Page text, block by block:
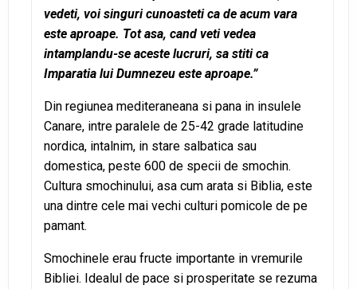
vedeti, voi singuri cunoasteti ca de acum vara
este aproape. Tot asa, cand veti vedea
intamplandu-se aceste lucruri, sa stiti ca
Imparatia lui Dumnezeu este aproape.”
Din regiunea mediteraneana si pana in insulele
Canare, intre paralele de 25-42 grade latitudine
nordica, intalnim, in stare salbatica sau
domestica, peste 600 de specii de smochin.
Cultura smochinului, asa cum arata si Biblia, este
una dintre cele mai vechi culturi pomicole de pe
pamant.
Smochinele erau fructe importante in vremurile
Bibliei. Idealul de pace si prosperitate se rezuma